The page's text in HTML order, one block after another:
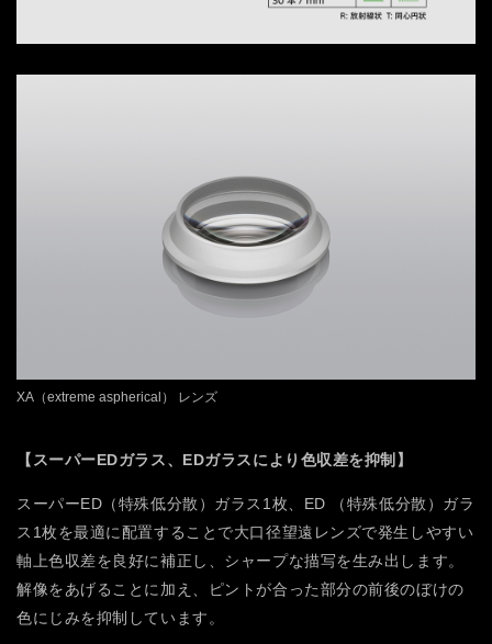
XA（extreme aspherical） レンズ
【スーパーEDガラス、EDガラスにより色収差を抑制】
スーパーED（特殊低分散）ガラス1枚、ED （特殊低分散）ガラ
ス1枚を最適に配置することで大口径望遠レンズで発生しやすい
軸上色収差を良好に補正し、シャープな描写を生み出します。
解像をあげることに加え、ピントが合った部分の前後のぼけの
色にじみを抑制しています。